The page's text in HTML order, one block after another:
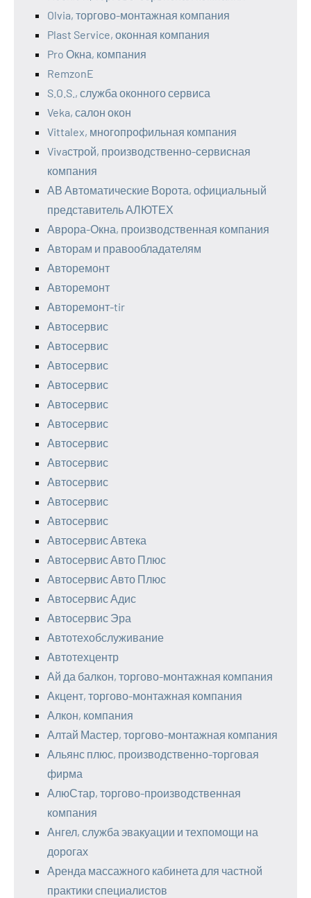
Olvia, торгово-монтажная компания
Plast Service, оконная компания
Pro Окна, компания
RemzonE
S.O.S., служба оконного сервиса
Veka, салон окон
Vittalex, многопрофильная компания
Vivaстрой, производственно-сервисная
компания
АВ Автоматические Ворота, официальный
представитель АЛЮТЕХ
Аврора-Окна, производственная компания
Авторам и правообладателям
Авторемонт
Авторемонт
Авторемонт-tir
Автосервис
Автосервис
Автосервис
Автосервис
Автосервис
Автосервис
Автосервис
Автосервис
Автосервис
Автосервис
Автосервис
Автосервис Автека
Автосервис Авто Плюс
Автосервис Авто Плюс
Автосервис Адис
Автосервис Эра
Автотехобслуживание
Автотехцентр
Ай да балкон, торгово-монтажная компания
Акцент, торгово-монтажная компания
Алкон, компания
Алтай Мастер, торгово-монтажная компания
Альянс плюс, производственно-торговая
фирма
АлюСтар, торгово-производственная
компания
Ангел, служба эвакуации и техпомощи на
дорогах
Аренда массажного кабинета для частной
практики специалистов